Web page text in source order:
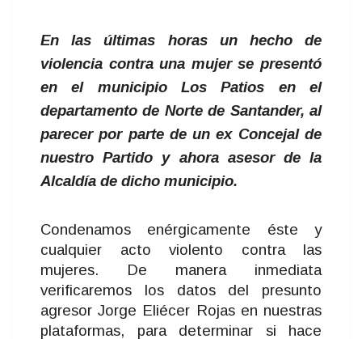
En las últimas horas un hecho de
violencia contra una mujer se presentó
en el municipio Los Patios en el
departamento de Norte de Santander, al
parecer por parte de un ex Concejal de
nuestro Partido y ahora asesor de la
Alcaldía de dicho municipio.
Condenamos enérgicamente éste y
cualquier acto violento contra las
mujeres. De manera inmediata
verificaremos los datos del presunto
agresor Jorge Eliécer Rojas en nuestras
plataformas, para determinar si hace